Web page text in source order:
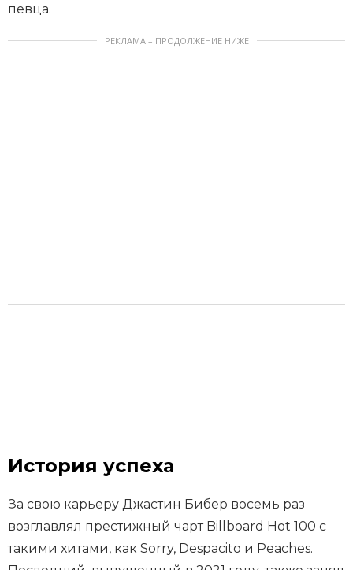
певца.
РЕКЛАМА – ПРОДОЛЖЕНИЕ НИЖЕ
История успеха
За свою карьеру Джастин Бибер восемь раз
возглавлял престижный чарт Billboard Hot 100 с
такими хитами, как Sorry, Despacito и Peaches.